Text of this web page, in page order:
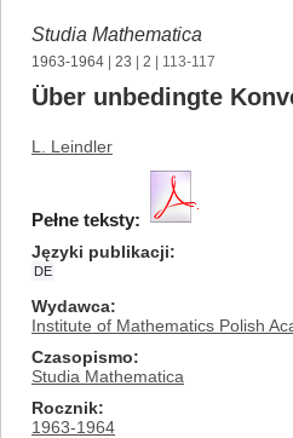
Studia Mathematica
1963-1964 23 2 | 113-117
Über unbedingte
L. Leindler
Pełne teksty:
Języki publikacji
DE
Wydawca
Institute of Mathematics Polish
Czasopismo
Studia Mathematica
Rocznik
1963-1964